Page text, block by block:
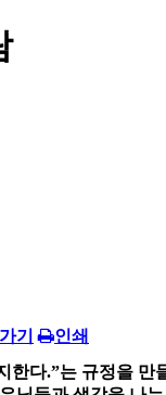
기
인쇄
한다.”는 규정을